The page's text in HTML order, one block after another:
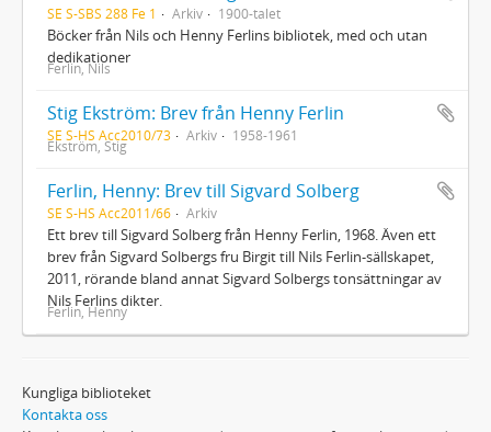
SE S-SBS 288 Fe 1 Arkiv 1900-talet
Böcker från Nils och Henny Ferlins bibliotek, med och utan
dedikationer
Ferlin, Nils
Stig Ekström: Brev från Henny Ferlin
SE S-HS Acc2010/73 Arkiv 1958-1961
Ekström, Stig
Ferlin, Henny: Brev till Sigvard Solberg
SE S-HS Acc2011/66 Arkiv
Ett brev till Sigvard Solberg från Henny Ferlin, 1968. Även ett
brev från Sigvard Solbergs fru Birgit till Nils Ferlin-sällskapet,
2011, rörande bland annat Sigvard Solbergs tonsättningar av
Nils Ferlins dikter.
Ferlin, Henny
Kungliga biblioteket
Kontakta oss